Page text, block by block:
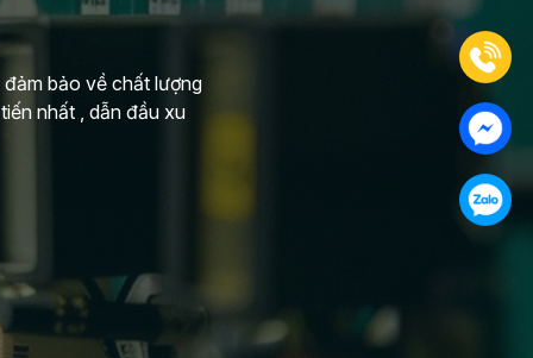
bảo về chất lượng
nhất , dẫn đầu xu